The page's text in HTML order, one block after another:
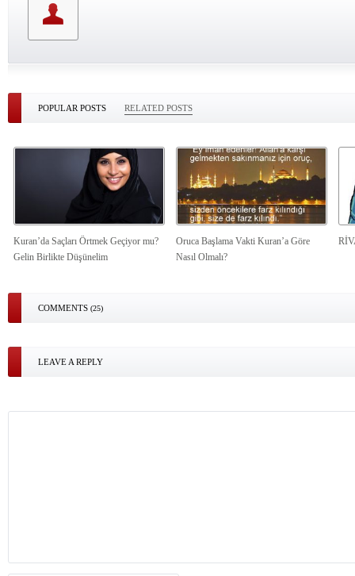
POPULAR POSTS RELATED POSTS
Kuran’da Saçları Örtmek Geçiyor mu?
Gelin Birlikte Düşünelim
Oruca Başlama Vakti Kuran’a Göre
Nasıl Olmalı?
COMMENTS (25)
LEAVE A REPLY